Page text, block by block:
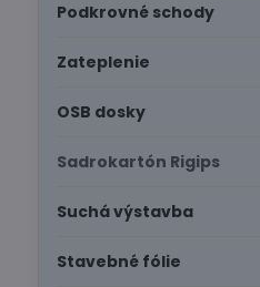
Podkrovné schody
Zateplenie
OSB dosky
Sadrokartón Rigips
Suchá výstavba
Stavebné fólie